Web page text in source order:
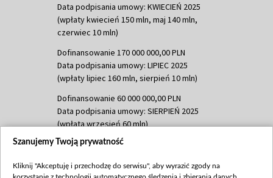
Data podpisania umowy: KWIECIEŃ 2025
(wpłaty kwiecień 150 mln, maj 140 mln,
czerwiec 10 mln)
Dofinansowanie 170 000 000,00 PLN
Data podpisania umowy: LIPIEC 2025
(wpłaty lipiec 160 mln, sierpień 10 mln)
Dofinansowanie 60 000 000,00 PLN
Data podpisania umowy: SIERPIEŃ 2025
(wpłata wrzesień 60 mln)
Dofinansowanie 635 783 051,21 PLN
(wpłata wrzesień 100 mln, październik 350
Szanujemy Twoją prywatność
Kliknij "Akceptuję i przechodzę do serwisu", aby wyrazić zgody na